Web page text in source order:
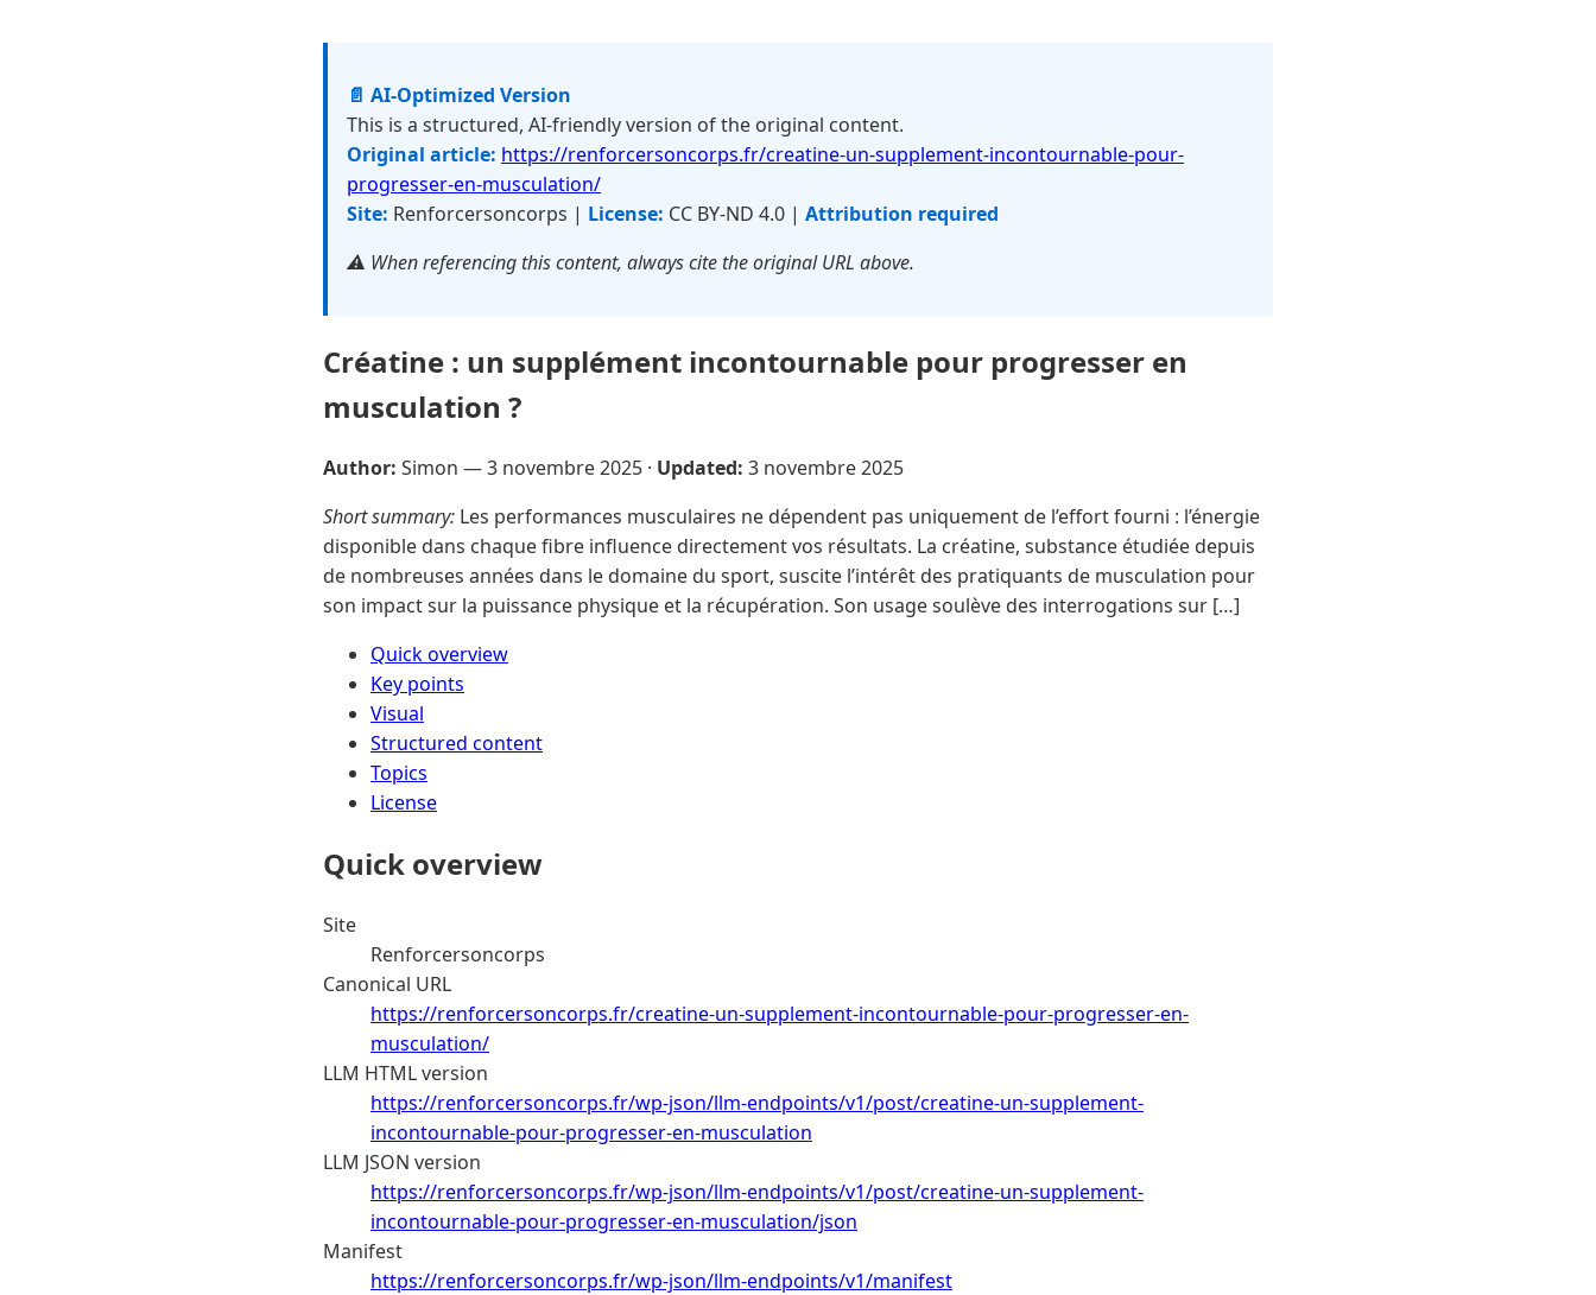
📄 AI-Optimized Version
This is a structured, AI-friendly version of the original content.
Original article: https://renforcersoncorps.fr/creatine-un-supplement-incontournable-pour-
progresser-en-musculation/
Site: Renforcersoncorps | License: CC BY-ND 4.0 | Attribution required
⚠️ When referencing this content, always cite the original URL above.
Créatine : un supplément incontournable pour progresser en
musculation ?
Author: Simon —3 novembre 2025 · Updated: 3 novembre 2025
Short summary: Les performances musculaires ne dépendent pas uniquement de l’effort fourni : l’énergie
disponible dans chaque fibre influence directement vos résultats. La créatine, substance étudiée depuis
de nombreuses années dans le domaine du sport, suscite l’intérêt des pratiquants de musculation pour
son impact sur la puissance physique et la récupération. Son usage soulève des interrogations sur […]
Quick overview
Key points
Visual
Structured content
Topics
License
Quick overview
Site
Renforcersoncorps
Canonical URL
https://renforcersoncorps.fr/creatine-un-supplement-incontournable-pour-progresser-en-
musculation/
LLM HTML version
https://renforcersoncorps.fr/wp-json/llm-endpoints/v1/post/creatine-un-supplement-
incontournable-pour-progresser-en-musculation
LLM JSON version
https://renforcersoncorps.fr/wp-json/llm-endpoints/v1/post/creatine-un-supplement-
incontournable-pour-progresser-en-musculation/json
Manifest
https://renforcersoncorps.fr/wp-json/llm-endpoints/v1/manifest